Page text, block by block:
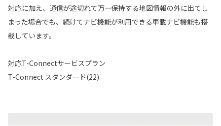
対応に加え、通信が途切れて万一保持する地図情報の外に出てし
まった場合でも、続けてナビ機能が利用できる車載ナビ機能も搭
載しています。
対応T-Connectサービスプラン
T-Connect スタンダード(22)